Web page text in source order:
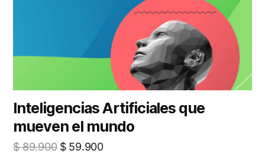
Inteligencias Artificiales que
mueven el mundo
$89.900 El
$59.900El